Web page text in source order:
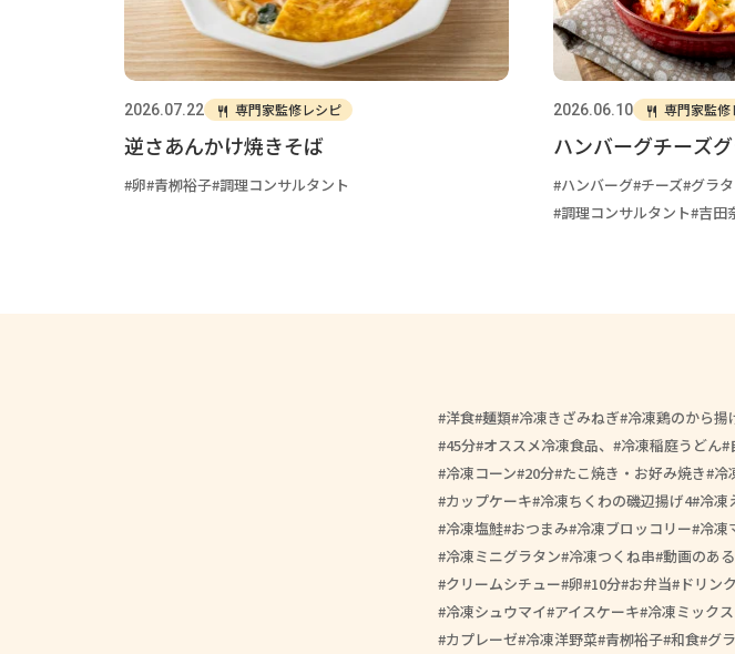
2026.07.22 専門家監修レシピ
逆さあんかけ焼きそば
卵 青栁裕子 調理コンサルタント
2026.06.10 専門家監修
ハンバーグチーズ
ハンバーグ チーズ グラ
調理コンサルタント 吉田
洋食 麺類 冷凍きざみねぎ 冷凍鶏のから揚
45分 オススメ冷凍食品、 冷凍稲庭うどん
冷凍コーン 20分 たこ焼き・お好み焼き 冷
カップケーキ 冷凍ちくわの磯辺揚げ4 冷凍
冷凍塩鮭 おつまみ 冷凍ブロッコリー 冷凍
冷凍ミニグラタン 冷凍つくね串 動画のあ
クリームシチュー 卵 10分 お弁当 ドリンク
冷凍シュウマイ アイスケーキ 冷凍ミック
カプレーゼ 冷凍洋野菜 青栁裕子 和食 グ